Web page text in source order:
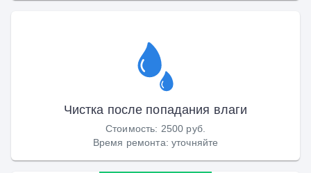
Чистка после попадания влаги
Стоимость: 2500 руб.
Время ремонта: уточняйте